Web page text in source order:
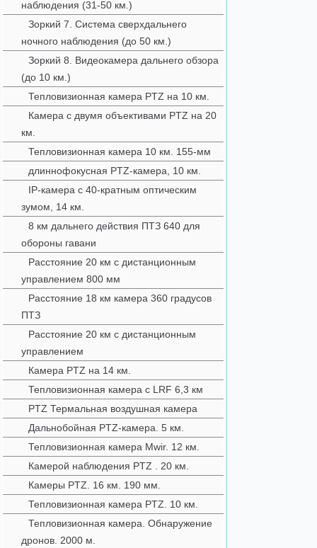
наблюдения (31-50 км.)
Зоркий 7. Система сверхдальнего
ночного наблюдения (до 50 км.)
Зоркий 8. Видеокамера дальнего обзора
(до 10 км.)
Тепловизионная камера PTZ на 10 км.
Камера с двумя объективами PTZ на 20
км.
Тепловизионная камера 10 км. 155-мм
длиннофокусная PTZ-камера, 10 км.
IP-камера с 40-кратным оптическим
зумом, 14 км.
8 км дальнего действия ПТЗ 640 для
обороны гавани
Расстояние 20 км с дистанционным
управлением 800 мм
Расстояние 18 км камера 360 градусов
ПТЗ
Расстояние 20 км с дистанционным
управлением
Камера PTZ на 14 км.
Тепловизионная камера с LRF 6,3 км
PTZ Термальная воздушная камера
Дальнобойная PTZ-камера. 5 км.
Тепловизионная камера Mwir. 12 км.
Камерой наблюдения PTZ . 20 км.
Камеры PTZ. 16 км. 190 мм.
Тепловизионная камера PTZ. 10 км.
Тепловизионная камера. Обнаружение
дронов. 2000 м.